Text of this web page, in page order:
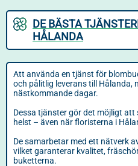
DE BÄSTA
HÅLANDA
Att använda en tjänst för
och pålitlig leverans till Hålanda,
nästkommande dagar.
Dessa tjänster gör det möjligt
helst – även när floristerna i
De samarbetar med ett nätverk
vilket garanterar kvalitet,
buketterna.